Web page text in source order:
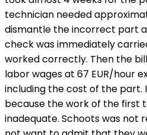
technician needed
dismantle the incorrect part
check was immediately
worked correctly. Then the
labor wages at 67 EUR/hour
including the cost of the part.
because the work of the first
inadequate. Schoots was not